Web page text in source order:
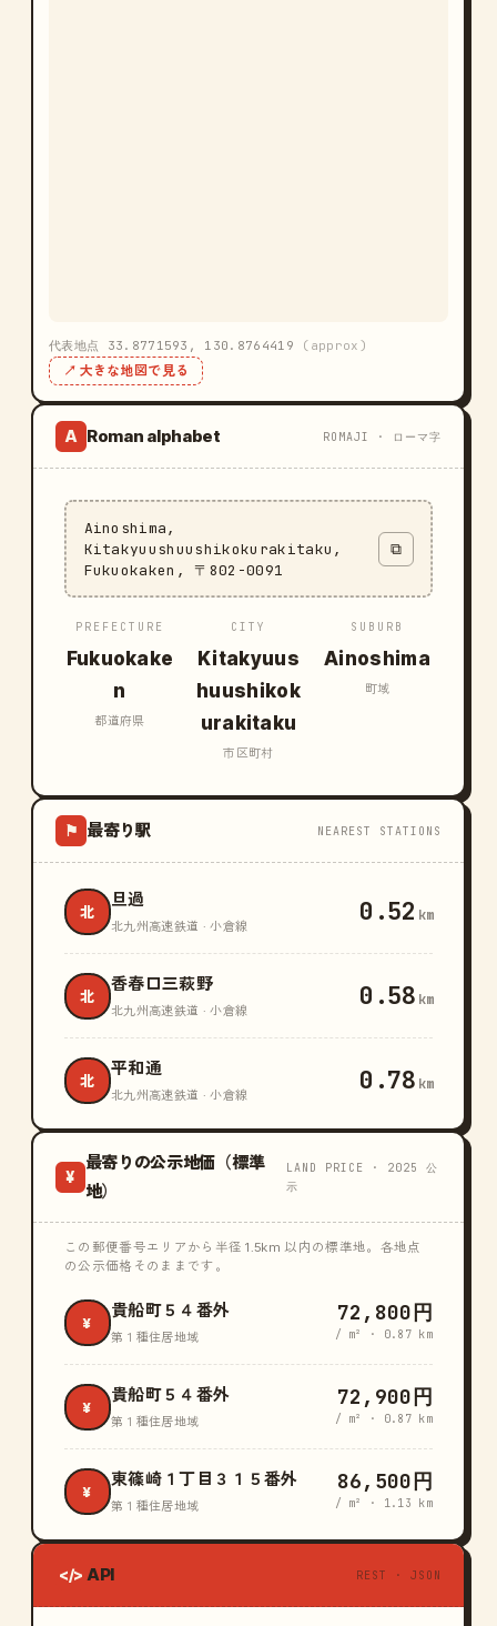
代表地点 33.8771593, 130.8764419 (approx)
↗ 大きな地図で見る
A Roman alphabet ROMAJI · ローマ字
Ainoshima,
Kitakyuushuushikokurakitaku,
Fukuokaken, 〒802-0091
⧉
PREFECTURE
Fukuokake
n
都道府県
CITY
Kitakyuus
huushikok
urakitaku
市区町村
SUBURB
Ainoshima
町域
⚑ 最寄り駅 NEAREST STATIONS
北
旦過
北九州高速鉄道 · 小倉線 0.52 km
北
香春口三萩野
北九州高速鉄道 · 小倉線 0.58 km
北
平和通
北九州高速鉄道 · 小倉線 0.78 km
¥
最寄りの公示地価（標準
地）
LAND PRICE · 2025 公
示
この郵便番号エリアから半径 1.5km 以内の標準地。各地点
の公示価格そのままです。
¥
貴船町５４番外
第１種住居地域
72,800円
/ m² · 0.87 km
¥
貴船町５４番外
第１種住居地域
72,900円
/ m² · 0.87 km
¥
東篠崎１丁目３１５番外
第１種住居地域
86,500円
/ m² · 1.13 km
</> API REST · JSON